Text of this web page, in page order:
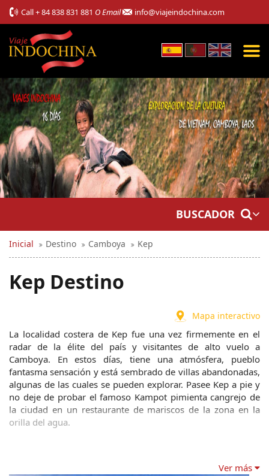
Call+ 84 838 831 881 O Email info@viajeindochina.com
BUSCADOR
Inicial Destino Camboya Kep
Kep Destino
Mapa interactivo
La localidad costera de Kep fue una vez firmemente en el
radar de la élite del país y visitantes de alto vuelo a
Camboya. En estos días, tiene una atmósfera, pueblo
fantasma sensación y está sembrado de villas abandonadas,
algunas de las cuales se pueden explorar. Pasee Kep a pie y
no deje de probar el famoso Kampot pimienta cangrejo de
la ciudad en un restaurante de mariscos de la zona en la
orilla del agua.
Ver más